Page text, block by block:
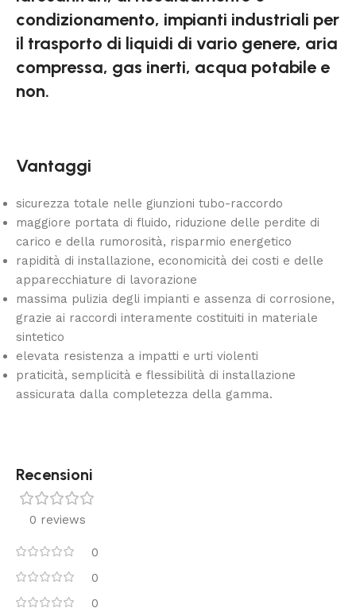
condizionamento, impianti industriali per
il trasporto di liquidi di vario genere, aria
compressa, gas inerti, acqua potabile e
non.
Vantaggi
sicurezza totale nelle giunzioni tubo-raccordo
maggiore portata di fluido, riduzione delle perdite di
carico e della rumorosità, risparmio energetico
rapidità di installazione, economicità dei costi e delle
apparecchiature di lavorazione
massima pulizia degli impianti e assenza di corrosione,
grazie ai raccordi interamente costituiti in materiale
sintetico
elevata resistenza a impatti e urti violenti
praticità, semplicità e flessibilità di installazione
assicurata dalla completezza della gamma.
Recensioni
0 reviews
0
0
0